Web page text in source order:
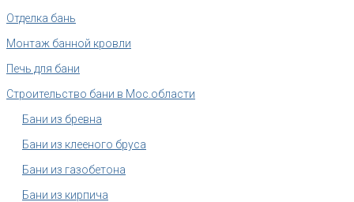
Отделка бань
Монтаж банной кровли
Печь для бани
Строительство бани в Мос.области
Бани из бревна
Бани из клееного бруса
Бани из газобетона
Бани из кирпича